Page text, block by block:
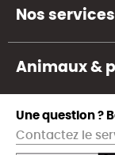
Nos services
Animaux &
Une question ?
Contactez le